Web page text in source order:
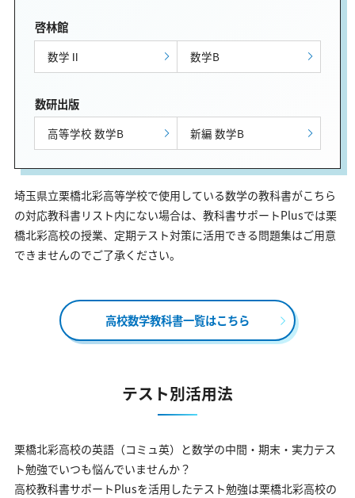
啓林館
数学Ⅱ 数学B
数研出版
高等学校 数学B 新編 数学B
埼玉県立栗橋北彩高等学校で使用している数学の教科書がこちら
の対応教科書リスト内にない場合は、教科書サポートPlusでは栗
橋北彩高校の授業、定期テスト対策に活用できる問題集はご用意
できませんのでご了承ください。
高校数学教科書一覧はこちら
テスト別活用法
栗橋北彩高校の英語（コミュ英）と数学の中間・期末・実力テス
ト勉強でいつも悩んでいませんか？
高校教科書サポートPlusを活用したテスト勉強は栗橋北彩高校の